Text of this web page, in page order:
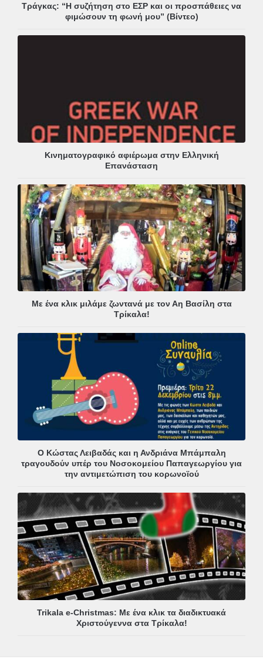
Τράγκας: “Η συζήτηση στο ΕΣΡ και οι προσπάθειες να
φιμώσουν τη φωνή μου” (Βίντεο)
Κινηματογραφικό αφιέρωμα στην Ελληνική
Επανάσταση
Με ένα κλικ μιλάμε ζωντανά με τον Αη Βασίλη στα
Τρίκαλα!
Ο Κώστας Λειβαδάς και η Ανδριάνα Μπάμπαλη
τραγουδούν υπέρ του Νοσοκομείου Παπαγεωργίου για
την αντιμετώπιση του κορωνοϊού
Trikala e-Christmas: Με ένα κλικ τα διαδικτυακά
Χριστούγεννα στα Τρίκαλα!